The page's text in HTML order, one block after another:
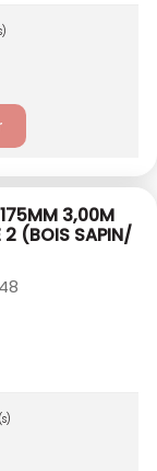
3,00M
2 (BOIS SAPIN/